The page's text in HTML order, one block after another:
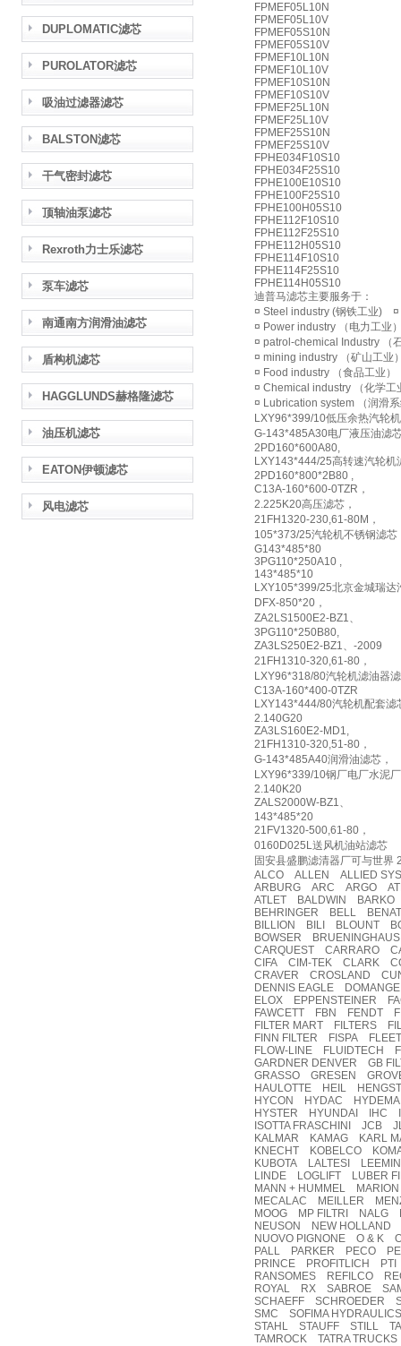
DUPLOMATIC滤芯
PUROLATOR滤芯
吸油过滤器滤芯
BALSTON滤芯
干气密封滤芯
顶轴油泵滤芯
Rexroth力士乐滤芯
泵车滤芯
南通南方润滑油滤芯
盾构机滤芯
HAGGLUNDS赫格隆滤芯
油压机滤芯
EATON伊顿滤芯
风电滤芯
FPMEF05L10N
FPMEF05L10V
FPMEF05S10N
FPMEF05S10V
FPMEF10L10N
FPMEF10L10V
FPMEF10S10N
FPMEF10S10V
FPMEF25L10N
FPMEF25L10V
FPMEF25S10N
FPMEF25S10V
FPHE034F10S10
FPHE034F25S10
FPHE100E10S10
FPHE100F25S10
FPHE100H05S10
FPHE112F10S10
FPHE112F25S10
FPHE112H05S10
FPHE114F10S10
FPHE114F25S10
FPHE114H05S10
迪普马滤芯主要服务于：
¤ Steel industry (钢铁工业) ¤
¤ Power industry （电力工
¤ patrol-chemical Industry （
¤ mining industry （矿山工
¤ Food industry （食品工业
¤ Chemical industry （化学
¤ Lubrication system （润滑
LXY96*399/10低压余热汽轮
G-143*485A30电厂液压油滤
2PD160*600A80,
LXY143*444/25高转速汽轮机
2PD160*800*2B80 ,
C13A-160*600-0TZR，
2.225K20高压滤芯，
21FH1320-230,61-80M，
105*373/25汽轮机不锈钢滤芯
G143*485*80
3PG110*250A10 ,
143*485*10
LXY105*399/25北京金城瑞达
DFX-850*20，
ZA2LS1500E2-BZ1、
3PG110*250B80,
ZA3LS250E2-BZ1、-2009
21FH1310-320,61-80，
LXY96*318/80汽轮机滤油器
C13A-160*400-0TZR
LXY143*444/80汽轮机配套滤
2.140G20
ZA3LS160E2-MD1,
21FH1310-320,51-80，
G-143*485A40润滑油滤芯，
LXY96*339/10钢厂电厂水泥
2.140K20
ZALS2000W-BZ1、
143*485*20
21FV1320-500,61-80，
0160D025L送风机油站滤芯
固安县盛鹏滤清器厂可与世
ALCO ALLEN ALLIED
ARBURG ARC ARGO
ATLET BALDWIN
BEHRINGER BELL
BILLION BILI BLOUNT
BOWSER
CARQUEST CARRARO
CIFA CIM-TEK CLARK
CRAVER CROSLAND
DENNIS EAGLE
ELOX EPPENSTEINER
FAWCETT FBN FENDT
FILTER MART FILTERS
FINN FILTER FISPA
FLOW-LINE FLUIDTECH
GARDNER DENVER GB
GRASSO GRESEN
HAULOTTE HEIL
HYCON HYDAC
HYSTER HYUNDAI IHC
ISOTTA FRASCHINI JCB
KALMAR KAMAG KARL
KNECHT KOBELCO
KUBOTA LALTESI
LINDE LOGLIFT LUBER
MANN + HUMMEL
MECALAC MEILLER
MOOG MP FILTRI NALG
NEUSON NEW
NUOVO PIGNONE O & K
PALL PARKER PECO
PRINCE PROFITLICH PTI
RANSOMES REFILCO
ROYAL RX SABROE
SCHAEFF SCHROEDER
SMC SOFIMA
STAHL STAUFF STILL
TAMROCK TATRA